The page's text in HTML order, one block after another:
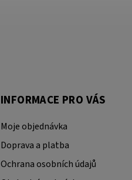
INFORMACE PRO VÁS
Moje objednávka
Doprava a platba
Ochrana osobních údajů